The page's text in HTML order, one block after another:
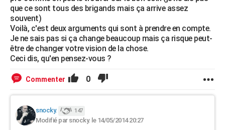
que ce sont tous des brigands mais ça arrive assez
souvent)
Voilà, c'est deux arguments qui sont à prendre en compte.
Je ne sais pas si ça change beaucoup mais ça risque peut-
être de changer votre vision de la chose.
Ceci dis, qu'en pensez-vous ?
Commenter 0
snocky. 147
Modifié par snocky. le 14/05/2014 20:27